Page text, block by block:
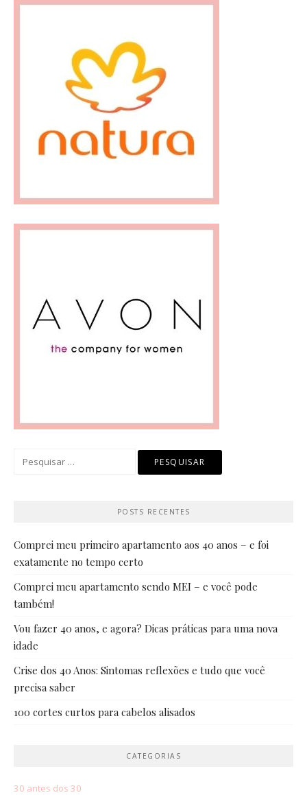
POSTS RECENTES
Comprei meu primeiro apartamento aos 40 anos – e foi
exatamente no tempo certo
Comprei meu apartamento sendo MEI – e você pode
também!
Vou fazer 40 anos, e agora? Dicas práticas para uma nova
idade
Crise dos 40 Anos: Sintomas reflexões e tudo que você
precisa saber
100 cortes curtos para cabelos alisados
CATEGORIAS
30 antes dos 30